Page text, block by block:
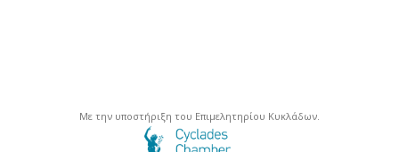
Με την υποστήριξη του Επιμελητηρίου Κυκλάδων.